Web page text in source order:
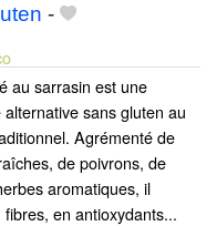
-
au sarrasin est une
alternative sans gluten au
Agrémenté de
de poivrons, de
aromatiques, il
en antioxydants...